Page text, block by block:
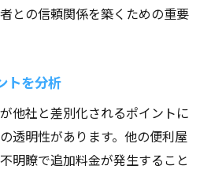
との信頼関係を築くための重要
トを分析
他社と差別化されるポイントに
透明性があります。他の便利屋
明瞭で追加料金が発生すること